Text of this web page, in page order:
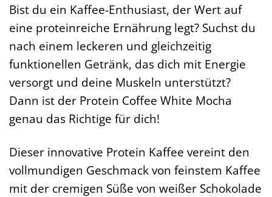
Bist du ein Kaffee-Enthusiast, der Wert auf
eine proteinreiche Ernährung legt? Suchst du
nach einem leckeren und gleichzeitig
funktionellen Getränk, das dich mit Energie
versorgt und deine Muskeln unterstützt?
Dann ist der Protein Coffee White Mocha
genau das Richtige für dich!
Dieser innovative Protein Kaffee vereint den
vollmundigen Geschmack von feinstem Kaffee
mit der cremigen Süße von weißer Schokolade